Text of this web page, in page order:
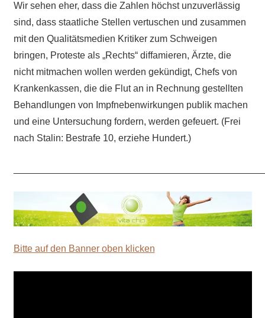
Wir sehen eher, dass die Zahlen höchst unzuverlässig
sind, dass staatliche Stellen vertuschen und zusammen
mit den Qualitätsmedien Kritiker zum Schweigen
bringen, Proteste als „Rechts“ diffamieren, Ärzte, die
nicht mitmachen wollen werden gekündigt, Chefs von
Krankenkassen, die die Flut an in Rechnung gestellten
Behandlungen von Impfnebenwirkungen publik machen
und eine Untersuchung fordern, werden gefeuert. (Frei
nach Stalin: Bestrafe 10, erziehe Hundert.)
Bitte auf den Banner oben klicken